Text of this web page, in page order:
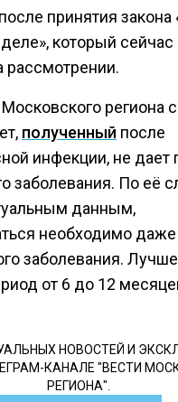
принятия закона
который сейчас
рассмотрении.
региона
полученный после
инфекции, не дает
заболевания. По её
данным,
необходимо
заболевания.
от 6 до 12
НОВОСТЕЙ И
КАНАЛЕ "ВЕСТИ
РЕГИОНА".